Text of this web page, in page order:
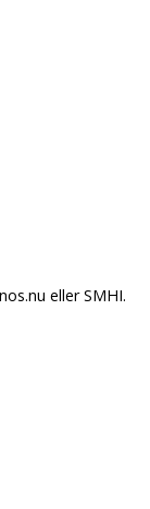
eller SMHI.